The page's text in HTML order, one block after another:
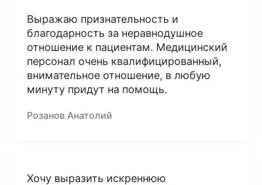
Выражаю признательность и
благодарность за неравнодушное
отношение к пациентам. Медицинский
персонал очень квалифицированный,
внимательное отношение, в любую
минуту придут на помощь.
Розанов Анатолий
Хочу выразить искреннюю